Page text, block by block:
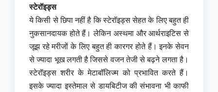
स्टेरॉइड्स
ये किसी से छिपा नहीं है कि स्टेरॉइड्स सेहत के लिए बहुत ही
नुकसानदायक होते हैं। लेकिन अस्थमा और आर्थराइटिस से
जूझ रहे मरीजों के लिए बहुत ही कारगर होते हैं। इनके सेवन
से ज्यादा भूख लगती है जिससे वजन तेजी से बढ़ने लगता है।
स्टेरॉइड्स शरीर के मेटाबॉलिज्म को प्रभावित करते हैं।
इसके ज्यादा इस्तेमाल से डायबिटीज की संभावना भी काफी